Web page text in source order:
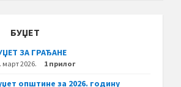
БУЏЕТ
ЗА ГРАЂАНЕ
март 2026. 1 прилог
општине за 2026. годину